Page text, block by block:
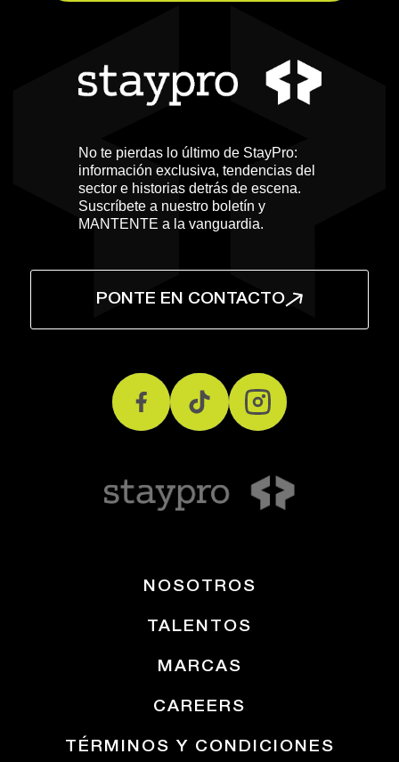
No te pierdas lo último de StayPro:
información exclusiva, tendencias del
sector e historias detrás de escena.
Suscríbete a nuestro boletín y
MANTENTE a la vanguardia.
PONTE EN CONTACTO
NOSOTROS
TALENTOS
MARCAS
CAREERS
TÉRMINOS Y CONDICIONES